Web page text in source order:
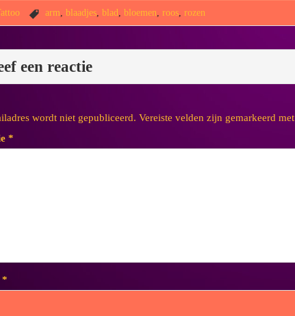
arm ,blaadjes ,blad ,bloemen roos rozen
een reactie
wordt niet gepubliceerd. Vereiste velden zijn gemarkeerd met
*
*